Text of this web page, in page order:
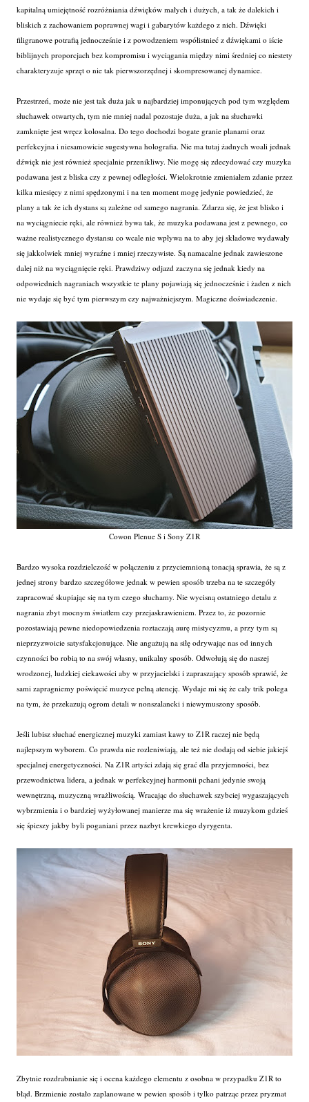
kapitalną umiejętność rozróżniania dźwięków małych i dużych, a tak że dalekich i
bliskich z zachowaniem poprawnej wagi i gabarytów każdego z nich. Dźwięki
filigranowe potrafią jednocześnie i z powodzeniem współistnieć z dźwiękami o iście
biblijnych proporcjach bez kompromisu i wyciągania między nimi średniej co niestety
charakteryzuje sprzęt o nie tak pierwszorzędnej i skompresowanej dynamice.
Przestrzeń, może nie jest tak duża jak u najbardziej imponujących pod tym względem
słuchawek otwartych, tym nie mniej nadal pozostaje duża, a jak na słuchawki
zamknięte jest wręcz kolosalna. Do tego dochodzi bogate granie planami oraz
perfekcyjna i niesamowicie sugestywna holografia. Nie ma tutaj żadnych woali jednak
dźwięk nie jest również specjalnie przenikliwy. Nie mogę się zdecydować czy muzyka
podawana jest z bliska czy z pewnej odległości. Wielokrotnie zmieniałem zdanie przez
kilka miesięcy z nimi spędzonymi i na ten moment mogę jedynie powiedzieć, że
plany a tak że ich dystans są zależne od samego nagrania. Zdarza się, że jest blisko i
na wyciągniecie ręki, ale również bywa tak, że muzyka podawana jest z pewnego, co
ważne realistycznego dystansu co wcale nie wpływa na to aby jej składowe wydawały
się jakkolwiek mniej wyraźne i mniej rzeczywiste. Są namacalne jednak zawieszone
dalej niż na wyciągnięcie ręki. Prawdziwy odjazd zaczyna się jednak kiedy na
odpowiednich nagraniach wszystkie te plany pojawiają się jednocześnie i żaden z nich
nie wydaje się być tym pierwszym czy najważniejszym. Magiczne doświadczenie.
Cowon Plenue S i Sony Z1R
Bardzo wysoka rozdzielczość w połączeniu z przyciemnioną tonacją sprawia, że są z
jednej strony bardzo szczegółowe jednak w pewien sposób trzeba na te szczegóły
zapracować skupiając się na tym czego słuchamy. Nie wycisną ostatniego detalu z
nagrania zbyt mocnym światłem czy przejaskrawieniem. Przez to, że pozornie
pozostawiają pewne niedopowiedzenia roztaczają aurę mistycyzmu, a przy tym są
nieprzyzwoicie satysfakcjonujące. Nie angażują na siłę odrywając nas od innych
czynności bo robią to na swój własny, unikalny sposób. Odwołują się do naszej
wrodzonej, ludzkiej ciekawości aby w przyjacielski i zapraszający sposób sprawić, że
sami zapragniemy poświęcić muzyce pełną atencję. Wydaje mi się że cały trik polega
na tym, że przekazują ogrom detali w nonszalancki i niewymuszony sposób.
Jeśli lubisz słuchać energicznej muzyki zamiast kawy to Z1R raczej nie będą
najlepszym wyborem. Co prawda nie rozleniwiają, ale też nie dodają od siebie jakiejś
specjalnej energetyczności. Na Z1R artyści zdają się grać dla przyjemności, bez
przewodnictwa lidera, a jednak w perfekcyjnej harmonii pchani jedynie swoją
wewnętrzną, muzyczną wrażliwością. Wracając do słuchawek szybciej wygaszających
wybrzmienia i o bardziej wyżyłowanej manierze ma się wrażenie iż muzykom gdzieś
się śpieszy jakby byli poganiani przez nazbyt krewkiego dyrygenta.
Zbytnie rozdrabnianie się i ocena każdego elementu z osobna w przypadku Z1R to
błąd. Brzmienie zostało zaplanowane w pewien sposób i tylko patrząc przez pryzmat